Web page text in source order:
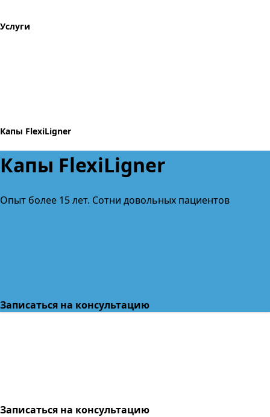
Услуги
Капы FlexiLigner
Капы FlexiLigner
Опыт более 15 лет. Сотни довольных пациентов
Записаться на консультацию
Записаться на консультацию